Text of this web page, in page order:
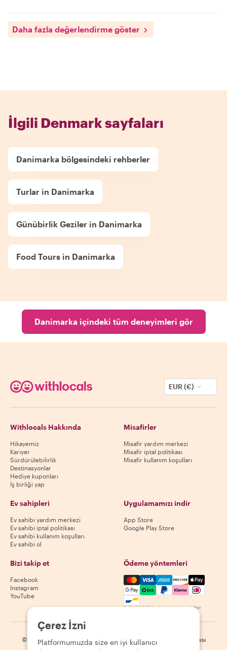
Daha fazla değerlendirme göster
İlgili Denmark sayfaları
Danimarka bölgesindeki rehberler
Turlar in Danimarka
Günübirlik Geziler in Danimarka
Food Tours in Danimarka
Danimarka içindeki tüm deneyimleri gör
EUR (€)
Withlocals Hakkında
Hikayemiz
Kariyer
Sürdürülebilirlik
Destinasyonlar
Hediye kuponları
İş birliği yap
Misafirler
Misafir yardım merkezi
Misafir iptal politikası
Misafir kullanım koşulları
Ev sahipleri
Ev sahibi yardım merkezi
Ev sahibi iptal politikası
Ev sahibi kullanım koşulları
Ev sahibi ol
Uygulamamızı indir
App Store
Google Play Store
Bizi takip et
Facebook
Instagram
YouTube
Ödeme yöntemleri
Mastercard, Visa, Amex,
Kullanılabilirlik destinasyona göre değişir
© 2026 Withlocals.com Gizlilik Politikası | Site haritası
Çerez İzni
Platformumuzda size en iyi kullanıcı